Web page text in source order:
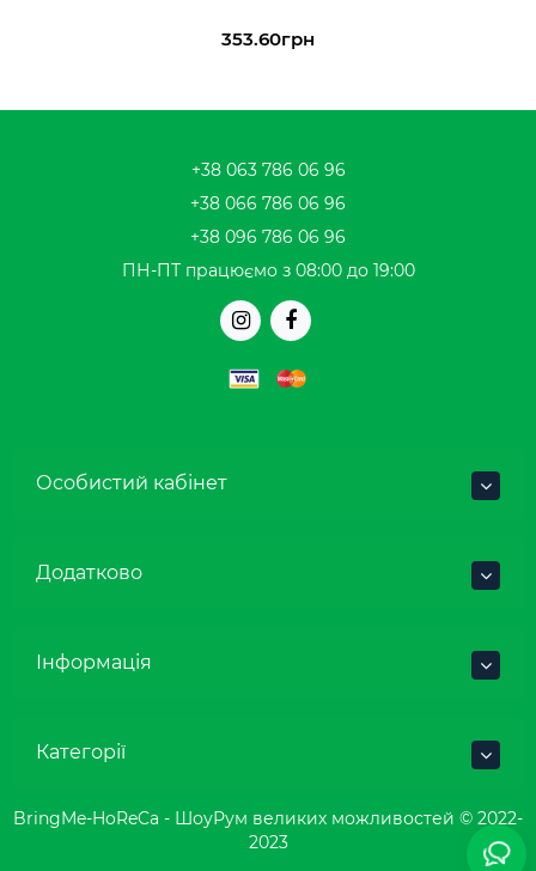
353.60грн
+38 063 786 06 96
+38 066 786 06 96
+38 096 786 06 96
ПН-ПТ працюємо з 08:00 до 19:00
Особистий кабінет
Додатково
Інформація
Категорії
BringMe-HoReCa - ШоуРум великих можливостей © 2022-
2023